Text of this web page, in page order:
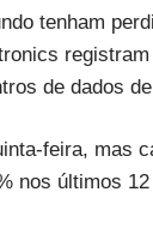
tenham
de dados
feira, mas
nos últimos